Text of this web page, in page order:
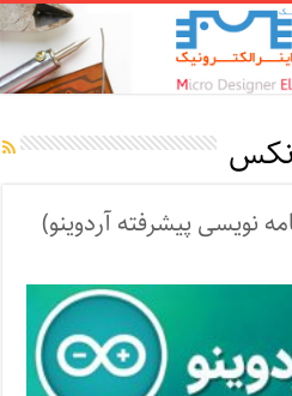
نویسی پیشرفته آردوینو)